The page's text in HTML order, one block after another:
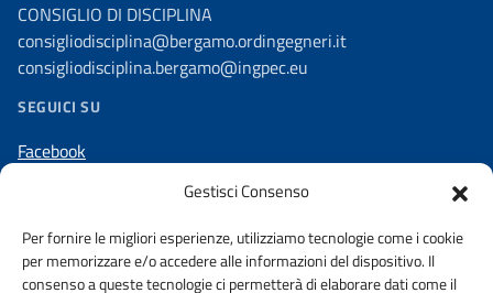
Gestisci Consenso
Per fornire le migliori esperienze, utilizziamo tecnologie come i cookie
per memorizzare e/o accedere alle informazioni del dispositivo. Il
consenso a queste tecnologie ci permetterà di elaborare dati come il
CONSIGLIO DI DISCIPLINA
consigliodisciplina@bergamo.ordingegneri.it
consigliodisciplina.bergamo@ingpec.eu
SEGUICI SU
Facebook